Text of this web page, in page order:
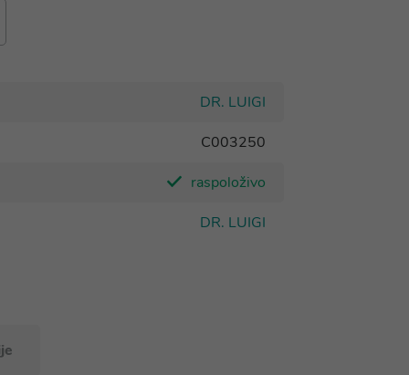
DR. LUIGI
C003250
raspoloživo
DR. LUIGI